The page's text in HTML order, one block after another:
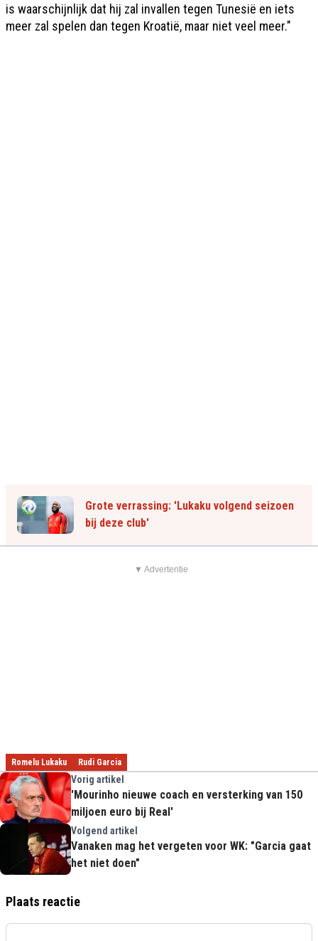
is waarschijnlijk dat hij zal invallen tegen Tunesië en iets
meer zal spelen dan tegen Kroatië, maar niet veel meer."
Grote verrassing: 'Lukaku volgend seizoen
bij deze club'
▼ Advertentie
Romelu Lukaku Rudi Garcia
Vorig artikel
'Mourinho nieuwe coach en versterking van 150
miljoen euro bij Real'
Volgend artikel
Vanaken mag het vergeten voor WK: "Garcia gaat
het niet doen"
Plaats reactie